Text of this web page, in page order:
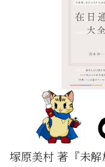
塚原美村 著『未